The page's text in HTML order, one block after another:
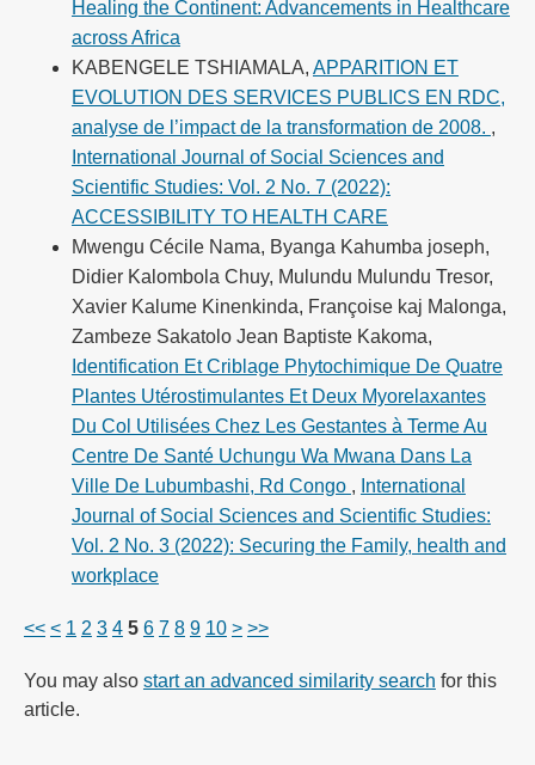
Healing the Continent: Advancements in Healthcare
across Africa
KABENGELE TSHIAMALA, APPARITION ET
EVOLUTION DES SERVICES PUBLICS EN RDC,
analyse de l’impact de la transformation de 2008. ,
International Journal of Social Sciences and
Scientific Studies: Vol. 2 No. 7 (2022):
ACCESSIBILITY TO HEALTH CARE
Mwengu Cécile Nama, Byanga Kahumba joseph,
Didier Kalombola Chuy, Mulundu Mulundu Tresor,
Xavier Kalume Kinenkinda, Françoise kaj Malonga,
Zambeze Sakatolo Jean Baptiste Kakoma,
Identification Et Criblage Phytochimique De Quatre
Plantes Utérostimulantes Et Deux Myorelaxantes
Du Col Utilisées Chez Les Gestantes à Terme Au
Centre De Santé Uchungu Wa Mwana Dans La
Ville De Lubumbashi, Rd Congo , International
Journal of Social Sciences and Scientific Studies:
Vol. 2 No. 3 (2022): Securing the Family, health and
workplace
<< < 1 2 3 4 5 6 7 8 9 10 > >>
You may also start an advanced similarity search for this
article.